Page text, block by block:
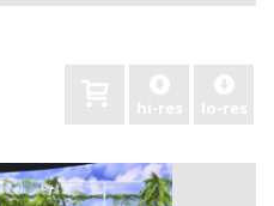
hi-res lo-res